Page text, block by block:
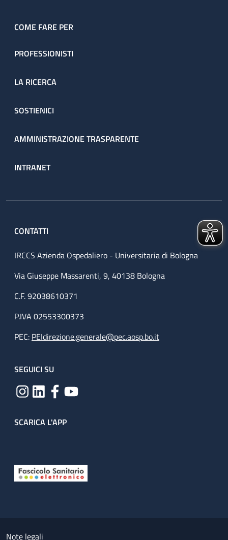
COME FARE PER
PROFESSIONISTI
LA RICERCA
SOSTIENICI
AMMINISTRAZIONE TRASPARENTE
INTRANET
CONTATTI
IRCCS Azienda Ospedaliero - Universitaria di Bologna
Via Giuseppe Massarenti, 9, 40138 Bologna
C.F. 92038610371
P.IVA 02553300373
PEC: PEIdirezione.generale@pec.aosp.bo.it
SEGUICI SU
SCARICA L'APP
Small prints
Note legali